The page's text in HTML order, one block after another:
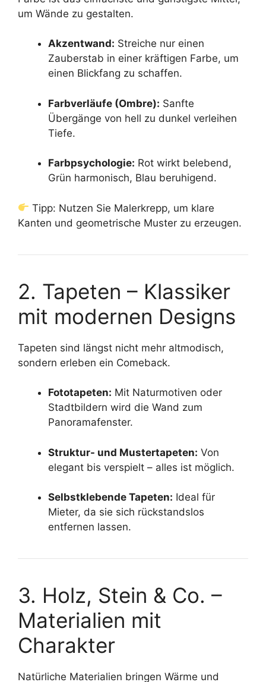
um Wände zu gestalten.
Akzentwand: Streiche nur einen
Zauberstab in einer kräftigen Farbe, um
einen Blickfang zu schaffen.
Farbverläufe (Ombre): Sanfte
Übergänge von hell zu dunkel verleihen
Tiefe.
Farbpsychologie: Rot wirkt belebend,
Grün harmonisch, Blau beruhigend.
Tipp: Nutzen Sie Malerkrepp, um klare
Kanten und geometrische Muster zu erzeugen.
2. Tapeten – Klassiker
mit modernen Designs
Tapeten sind längst nicht mehr altmodisch,
sondern erleben ein Comeback.
Fototapeten: Mit Naturmotiven oder
Stadtbildern wird die Wand zum
Panoramafenster.
Struktur- und Mustertapeten: Von
elegant bis verspielt – alles ist möglich.
Selbstklebende Tapeten: Ideal für
Mieter, da sie sich rückstandslos
entfernen lassen.
3. Holz, Stein & Co. –
Materialien mit
Charakter
Natürliche Materialien bringen Wärme und